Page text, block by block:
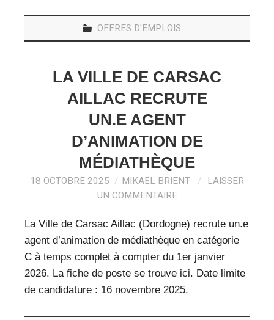
OFFRES D'EMPLOIS
LA VILLE DE CARSAC
AILLAC RECRUTE
UN.E AGENT
D’ANIMATION DE
MÉDIATHÈQUE
18 OCTOBRE 2025 MIKAËL BRIENT
LAISSER
UN COMMENTAIRE
La Ville de Carsac Aillac (Dordogne) recrute un.e
agent d’animation de médiathèque en catégorie
C à temps complet à compter du 1er janvier
2026. La fiche de poste se trouve ici. Date limite
de candidature : 16 novembre 2025.